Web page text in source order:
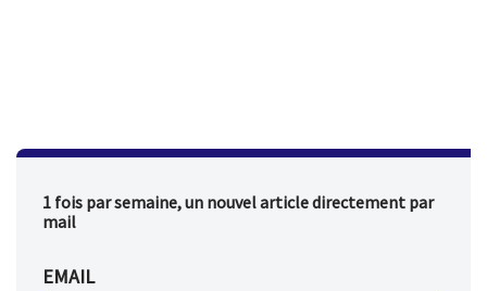
1 fois par semaine, un nouvel article directement par
mail
EMAIL